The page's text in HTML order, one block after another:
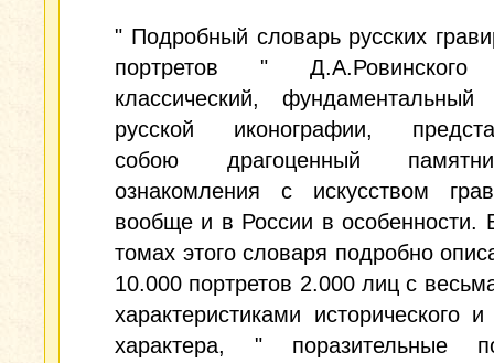
" Подробный словарь русских
портретов "
классический,
русской иконографии,
собою драгоценный
ознакомления с искусством
вообще и в России в особенности.
томах этого словаря подробно
10.000 портретов 2.000 лиц с
характеристиками исторического
характера, " поразительные